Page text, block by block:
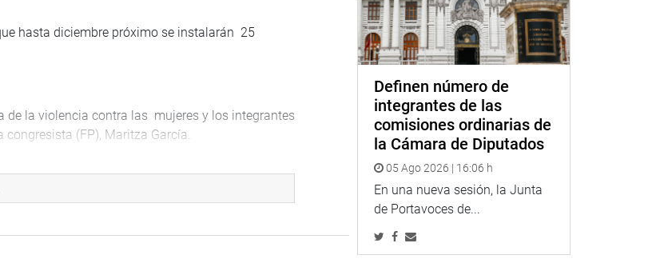
hasta diciembre próximo se instalarán 25
de la violencia contra las mujeres y los integrantes
(FP), Maritza García.
a favor de niñas, niños y adolescentes.
mujeres e integrantes del grupo familiar se
Definen número de
integrantes de las
comisiones ordinarias de
la Cámara de Diputados
05 Ago 2026 | 16:06 h
En una nueva sesión, la Junta
de Portavoces de...